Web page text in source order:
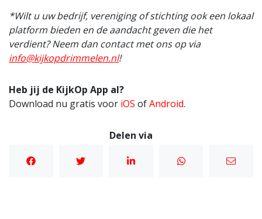
*Wilt u uw bedrijf, vereniging of stichting ook een lokaal
platform bieden en de aandacht geven die het
verdient? Neem dan contact met ons op via
info@kijkopdrimmelen.nl!
Heb jij de KijkOp App al?
Download nu gratis voor iOS ofAndroid.
Delen via